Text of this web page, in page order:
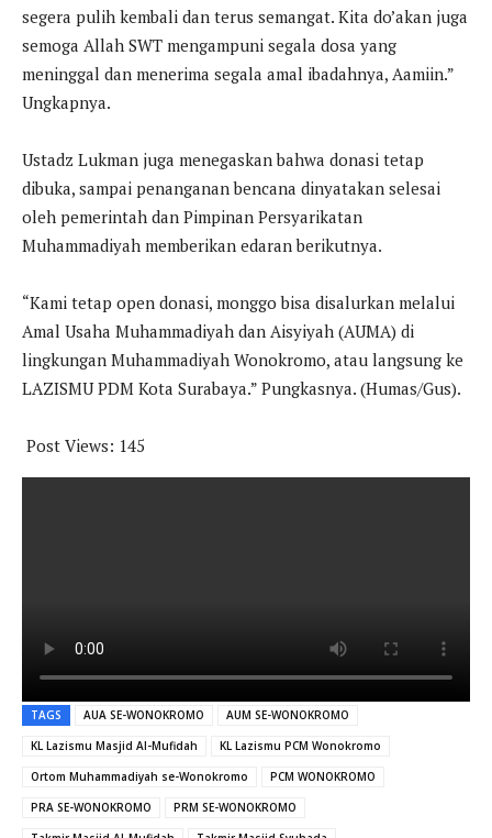
segera pulih kembali dan terus semangat. Kita do’akan juga
semoga Allah SWT mengampuni segala dosa yang
meninggal dan menerima segala amal ibadahnya, Aamiin.”
Ungkapnya.
Ustadz Lukman juga menegaskan bahwa donasi tetap
dibuka, sampai penanganan bencana dinyatakan selesai
oleh pemerintah dan Pimpinan Persyarikatan
Muhammadiyah memberikan edaran berikutnya.
“Kami tetap open donasi, monggo bisa disalurkan melalui
Amal Usaha Muhammadiyah dan Aisyiyah (AUMA) di
lingkungan Muhammadiyah Wonokromo, atau langsung ke
LAZISMU PDM Kota Surabaya.” Pungkasnya. (Humas/Gus).
Post Views: 145
TAGS AUA SE-WONOKROMO
AUM SE-WONOKROMO
KL Lazismu Masjid Al-Mufidah
KL Lazismu PCM Wonokromo
Ortom Muhammadiyah se-Wonokromo
PCM WONOKROMO
PRA SE-WONOKROMO
PRM SE-WONOKROMO